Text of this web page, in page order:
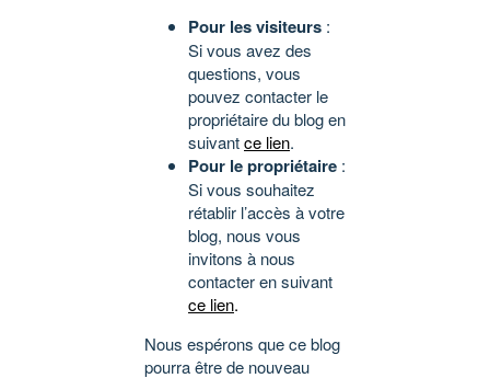
Pour les visiteurs :
Si vous avez des
questions, vous
pouvez contacter le
propriétaire du blog en
suivantce lien.
Pour le propriétaire :
Si vous souhaitez
rétablir l’accès à votre
blog, nous vous
invitons à nous
contacter en suivant
ce lien.
Nous espérons que ce blog
pourra être de nouveau